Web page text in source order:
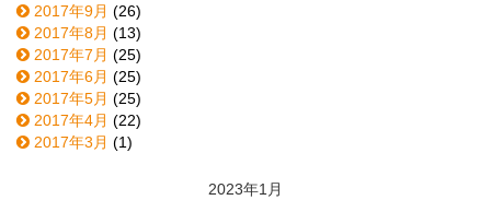
2017年9月 (26)
2017年8月 (13)
2017年7月 (25)
2017年6月 (25)
2017年5月 (25)
2017年4月 (22)
2017年3月 (1)
2023年1月